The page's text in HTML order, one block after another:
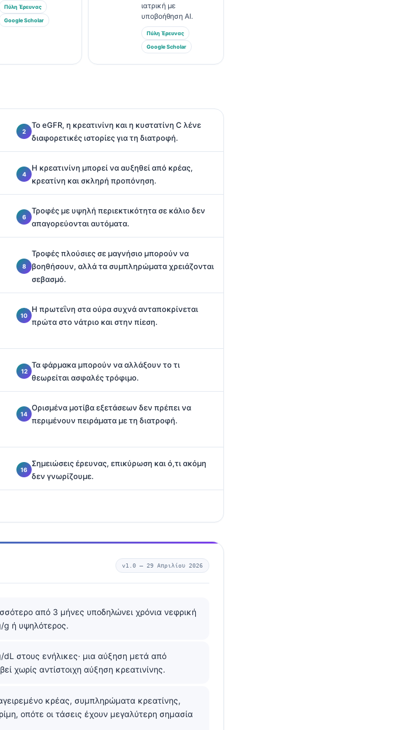
Πύλη Έρευνας
Google Scholar
ιατρική με
υποβοήθηση AI.
Πύλη Έρευνας
Google Scholar
Το eGFR, η κρεατινίνη και η κυστατίνη C λένε
διαφορετικές ιστορίες για τη διατροφή.
Η κρεατινίνη μπορεί να αυξηθεί από κρέας,
κρεατίνη και σκληρή προπόνηση.
Τροφές με υψηλή περιεκτικότητα σε κάλιο δεν
απαγορεύονται αυτόματα.
Τροφές πλούσιες σε μαγνήσιο μπορούν να
βοηθήσουν, αλλά τα συμπληρώματα χρειάζονται
σεβασμό.
Η πρωτεΐνη στα ούρα συχνά ανταποκρίνεται
πρώτα στο νάτριο και στην πίεση.
Τα φάρμακα μπορούν να αλλάξουν το τι
θεωρείται ασφαλές τρόφιμο.
Ορισμένα μοτίβα εξετάσεων δεν πρέπει να
περιμένουν πειράματα με τη διατροφή.
Σημειώσεις έρευνας, επικύρωση και ό,τι ακόμη
δεν γνωρίζουμε.
v1.0 — 29 Απριλίου 2026
από 3 μήνες υποδηλώνει χρόνια νεφρική
g ή υψηλότερος.
στους ενήλικες· μια αύξηση μετά από
χωρίς αντίστοιχη αύξηση κρεατινίνης.
κρέας, συμπληρώματα κρεατίνης,
οπότε οι τάσεις έχουν μεγαλύτερη σημασία